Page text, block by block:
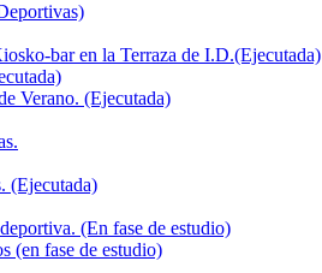
bar en la Terraza de I.D.(Ejecutada)
Verano. (Ejecutada)
(Ejecutada)
(En fase de estudio)
(en fase de estudio)